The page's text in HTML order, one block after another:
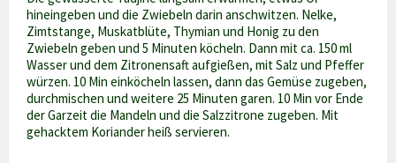
hineingeben und die Zwiebeln darin anschwitzen. Nelke,
Zimtstange, Muskatblüte, Thymian und Honig zu den
Zwiebeln geben und 5 Minuten köcheln. Dann mit ca. 150 ml
Wasser und dem Zitronensaft aufgießen, mit Salz und Pfeffer
würzen. 10 Min einköcheln lassen, dann das Gemüse zugeben,
durchmischen und weitere 25 Minuten garen. 10 Min vor Ende
der Garzeit die Mandeln und die Salzzitrone zugeben. Mit
gehacktem Koriander heiß servieren.